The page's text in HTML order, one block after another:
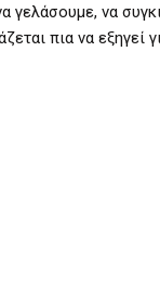
γελάσουμε, να
πια να εξηγεί